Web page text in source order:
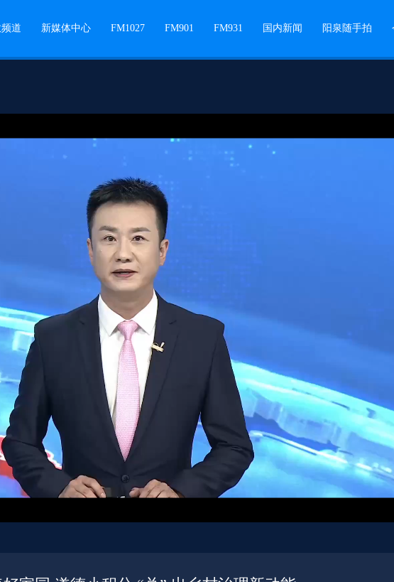
道 新媒体中心 FM1027 FM901 FM931 国内新闻 阳泉随手拍